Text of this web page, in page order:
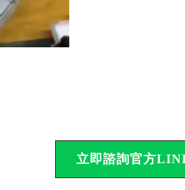
立即諮詢官方